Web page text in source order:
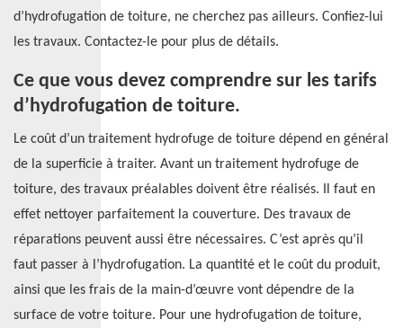
d’hydrofugation de toiture, ne cherchez pas ailleurs. Confiez-lui
les travaux. Contactez-le pour plus de détails.
Ce que vous devez comprendre sur les tarifs
d’hydrofugation de toiture.
Le coût d’un traitement hydrofuge de toiture dépend en général
de la superficie à traiter. Avant un traitement hydrofuge de
toiture, des travaux préalables doivent être réalisés. Il faut en
effet nettoyer parfaitement la couverture. Des travaux de
réparations peuvent aussi être nécessaires. C’est après qu’il
faut passer à l’hydrofugation. La quantité et le coût du produit,
ainsi que les frais de la main-d’œuvre vont dépendre de la
surface de votre toiture. Pour une hydrofugation de toiture,